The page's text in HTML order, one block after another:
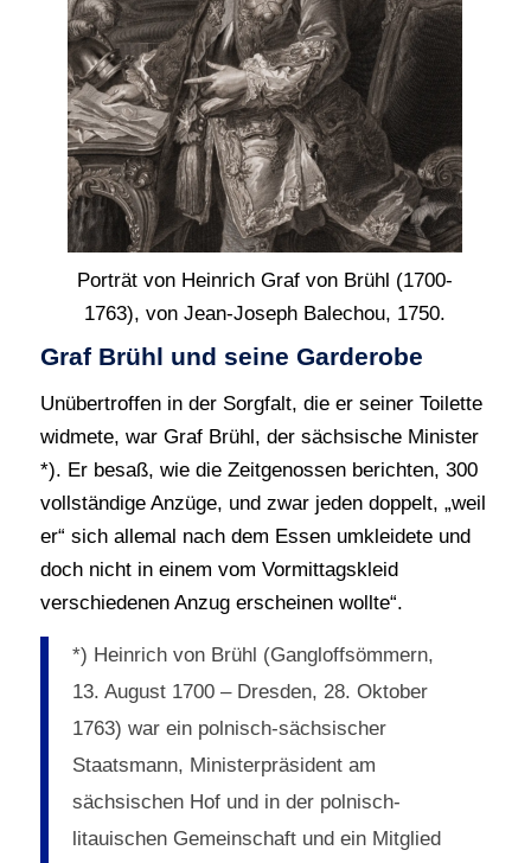
Porträt von Heinrich Graf von Brühl (1700-
1763), von Jean-Joseph Balechou, 1750.
Graf Brühl und seine Garderobe
Unübertroffen in der Sorgfalt, die er seiner Toilette
widmete, war Graf Brühl, der sächsische Minister
*). Er besaß, wie die Zeitgenossen berichten, 300
vollständige Anzüge, und zwar jeden doppelt, „weil
er“ sich allemal nach dem Essen umkleidete und
doch nicht in einem vom Vormittagskleid
verschiedenen Anzug erscheinen wollte“.
*) Heinrich von Brühl (Gangloffsömmern,
13. August 1700 – Dresden, 28. Oktober
1763) war ein polnisch-sächsischer
Staatsmann, Ministerpräsident am
sächsischen Hof und in der polnisch-
litauischen Gemeinschaft und ein Mitglied